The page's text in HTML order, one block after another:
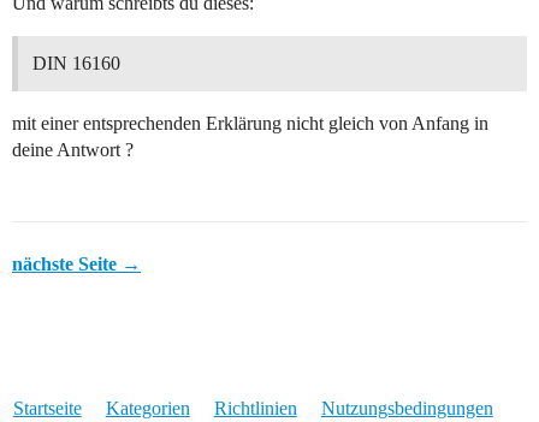
DIN 16160
mit einer entsprechenden Erklärung nicht gleich von Anfang in
deine Antwort ?
nächste Seite →
Startseite Kategorien Richtlinien Nutzungsbedingungen